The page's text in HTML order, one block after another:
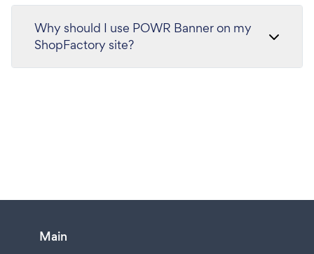
Why should I use POWR Banner on my
ShopFactory site?
Main